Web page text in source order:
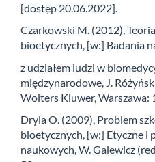
[dostęp 20.06.2022].
Czarkowski M. (2012),
bioetycznych, [w:] Badania
z udziałem ludzi w
międzynarodowe, J.
Wolters Kluwer, Warszawa:
Dryla O. (2009), Problem
bioetycznych, [w:] Etyczne i
naukowych, W. Galewicz